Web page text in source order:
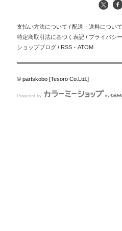
支払い方法について / 配送・送料について
特定商取引法に基づく表記 / プライバシ
ショップブログ / RSS ・ATOM
© partskobo [Tesoro Co.Ltd.]
Powered by